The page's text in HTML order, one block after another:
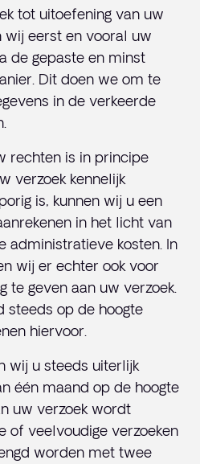
tot uitoefening van uw
eerst en vooral uw
de gepaste en minst
Dit doen we om te
in de verkeerde
rechten is in principe
verzoek kennelijk
is, kunnen wij u een
in het licht van
administratieve kosten. In
wij er echter ook voor
te geven aan uw verzoek.
steeds op de hoogte
hiervoor.
wij u steeds uiterlijk
één maand op de hoogte
uw verzoek wordt
of veelvoudige verzoeken
worden met twee